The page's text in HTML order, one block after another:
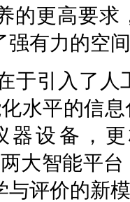
的更高要
强有力的空
于引入了
水平的信
器设备，
大智能平
与评价的新